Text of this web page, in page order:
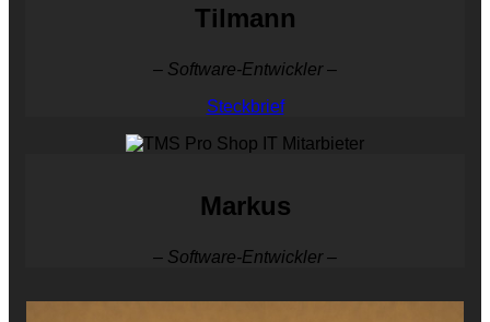
Tilmann
– Software-Entwickler –
Steckbrief
Markus
– Software-Entwickler –